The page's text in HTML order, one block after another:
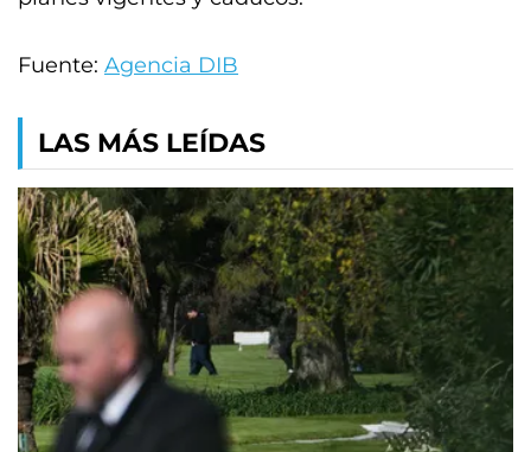
Fuente: Agencia DIB
LAS MÁS LEÍDAS